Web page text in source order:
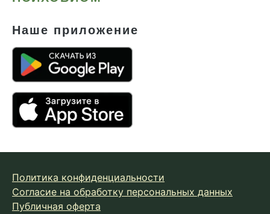
Наше приложение
Политика конфиденциальности
Согласие на обработку персональных данных
Публичная оферта